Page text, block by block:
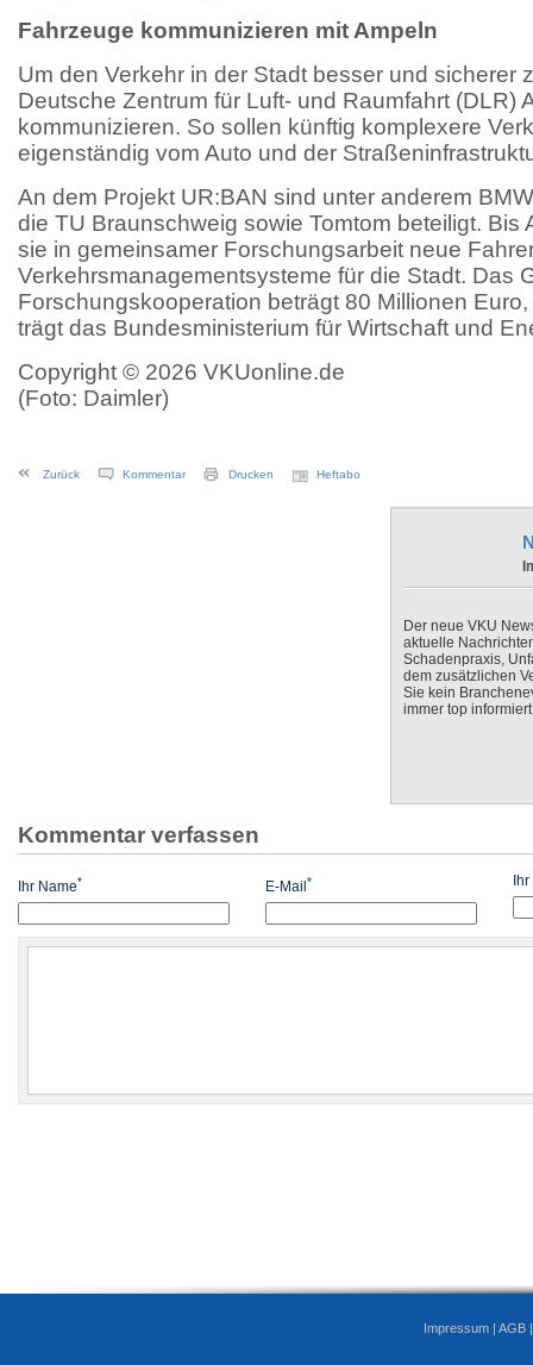
Fahrzeuge kommunizieren mit Ampeln
Um den Verkehr in der Stadt besser und sicherer
Deutsche Zentrum für Luft- und Raumfahrt (DLR)
kommunizieren. So sollen künftig komplexere
eigenständig vom Auto und der
An dem Projekt UR:BAN sind unter anderem
die TU Braunschweig sowie Tomtom beteiligt. Bis
sie in gemeinsamer Forschungsarbeit neue
Verkehrsmanagementsysteme für die Stadt. Das
Forschungskooperation beträgt 80 Millionen
trägt das Bundesministerium für Wirtschaft und
Copyright © 2026 VKUonline.de
(Foto: Daimler)
Zurück Kommentar Drucken Heftabo
Der neue VKU
aktuelle
Schadenpraxis,
dem zusätzlichen
Sie kein
immer top
Kommentar verfassen
Ihr Name* E-Mail* Ihr
Impressum | AGB